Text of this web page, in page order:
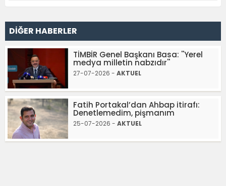
DİĞER HABERLER
TİMBİR Genel Başkanı Basa: ''Yerel
medya milletin nabzıdır''
27-07-2026 - AKTUEL
Fatih Portakal’dan Ahbap itirafı:
Denetlemedim, pişmanım
25-07-2026 - AKTUEL